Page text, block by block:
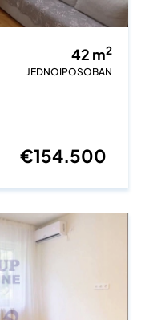
42 m2
JEDNOIPOSOBAN
€154.500